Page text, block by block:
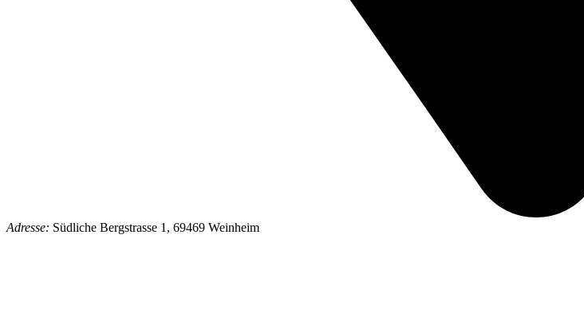
Adresse: Südliche Bergstrasse 1, 69469 Weinheim